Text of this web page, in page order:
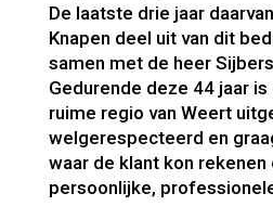
De laatste drie jaar
Knapen deel uit van dit
samen met de heer Sijbers
Gedurende deze 44 jaar
ruime regio van Weert
welgerespecteerd en
waar de klant kon rekenen
persoonlijke,